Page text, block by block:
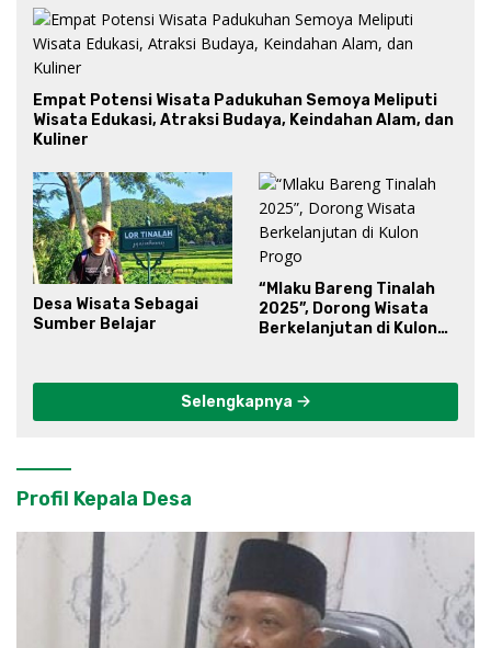
Empat Potensi Wisata Padukuhan Semoya Meliputi
Wisata Edukasi, Atraksi Budaya, Keindahan Alam, dan
Kuliner
Desa Wisata Sebagai
Sumber Belajar
“Mlaku Bareng Tinalah
2025”, Dorong Wisata
Berkelanjutan di Kulon
Selengkapnya
Profil Kepala Desa